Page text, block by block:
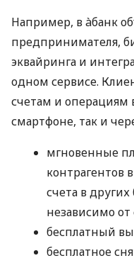
Например, в àбанк
предпринимателя,
эквайринга и
одном сервисе.
счетам и операциям
смартфоне, так и
мгновенные
контрагентов
счета в
независимо
бесплатный
бесплатное